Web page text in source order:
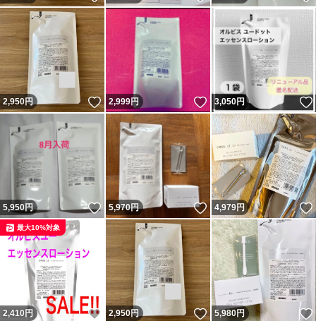
2,950円 いいね！
2,999円 いいね！
3,050円
5,950円 いいね！
5,970円 いいね！
4,979円
2,410 円 いいね！
最大10%対象
2,950円 いいね！
5,980円